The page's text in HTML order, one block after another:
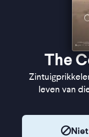
The
leven van